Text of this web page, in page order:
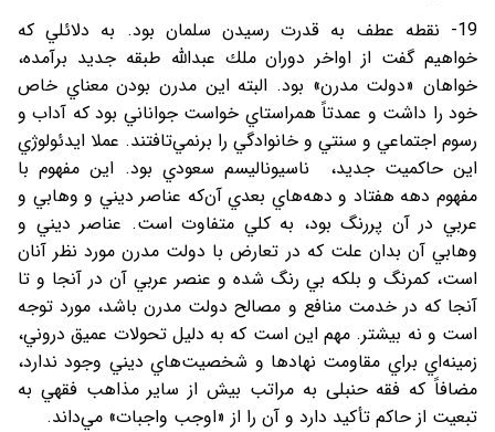
19- نقطه عطف به قدرت رسيدن سلمان بود. به دلائلي كه
خواهيم گفت از اواخر دوران ملك عبدالله طبقه جديد برآمده،
خواهان «دولت مدرن» بود. البته اين مدرن بودن معناي خاص
خود را داشت و عمدتاً همراستاي خواست جواناني بود كه آداب و
رسوم اجتماعي و سنتي و خانوادگي را برنمي‌تافتند. عملا ايدئولوژي
اين حاکمیت جدید، ناسيوناليسم سعودي بود. اين مفهوم با
مفهوم دهه هفتاد و دهه‌هاي بعدي آن‌كه عناصر ديني و وهابي و
عربي در آن پررنگ بود، به كلي متفاوت است. عناصر ديني و
وهابي آن بدان علت كه در تعارض با دولت مدرن مورد نظر آنان
است، كمرنگ و بلكه بي رنگ شده و عنصر عربي آن در آنجا و تا
آنجا كه در خدمت منافع و مصالح دولت مدرن باشد، مورد توجه
است و نه بيشتر. مهم‌ اين است كه به دليل تحولات عميق دروني،
زمينه‌اي براي مقاومت نهادها و شخصيت‌هاي ديني وجود ندارد،
مضافاً كه فقه حنبلی به مراتب بيش از ساير مذاهب فقهي به
تبعيت از حاكم تأكيد دارد و آن را از «اوجب واجبات» مي‌داند.